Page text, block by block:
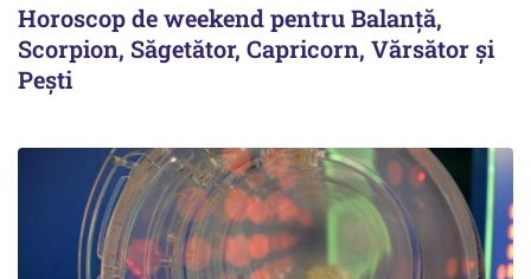
Horoscop de weekend pentru Balanță,
Scorpion, Săgetător, Capricorn, Vărsător și
Pești